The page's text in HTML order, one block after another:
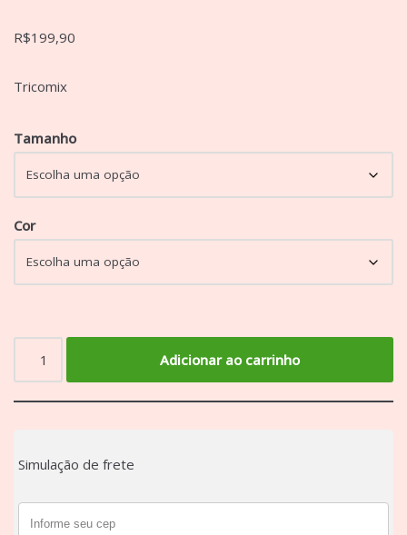
R$199,90
Tricomix
Tamanho
Cor
Adicionar ao carrinho
Simulação de frete